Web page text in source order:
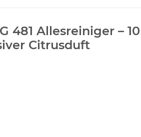
481 Allesreiniger –
Citrusduft